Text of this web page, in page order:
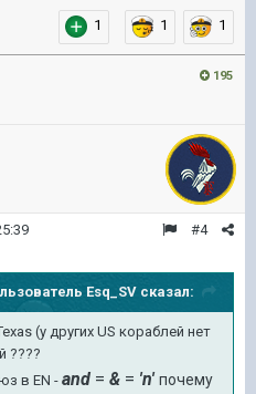
1 1 1
195
#4
Esq_SV сказал:
(у других US кораблей нет
????
в EN - and = & = 'n'почему